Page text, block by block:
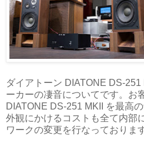
ダイアトーン DIATONE DS-
ーカーの凄音についてです。お
DIATONE DS-251 MKII を最高
外観にかけるコストも全て内部
ワークの変更を行なっております